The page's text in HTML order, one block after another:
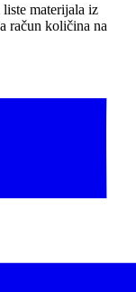
materijala iz
račun količina na